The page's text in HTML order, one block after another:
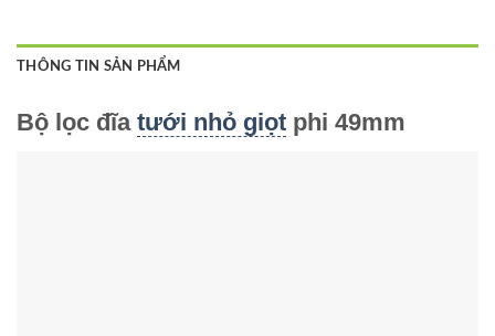
THÔNG TIN SẢN PHẨM
Bộ lọc đĩa tưới nhỏ giọt phi 49mm